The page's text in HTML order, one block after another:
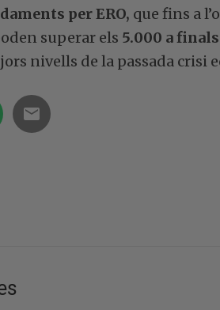
per ERO, que fins a
superar els 5.000 a
nivells de la passada crisi